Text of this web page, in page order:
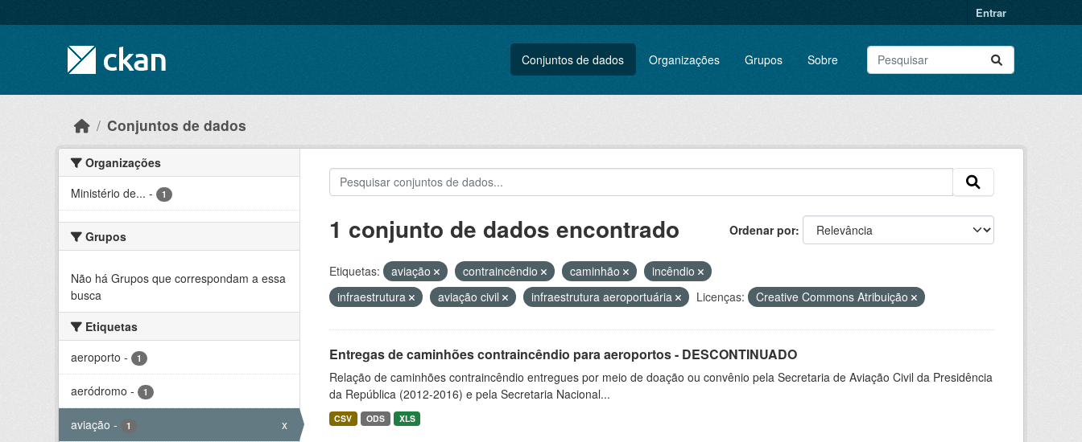
Entrar
Conjuntos de dados Organizações Grupos Sobre
Conjuntos de dados
Organizações
Ministério de... - 1
Grupos
Não há Grupos que correspondam a essa
busca
Etiquetas
aeroporto - 1
aeródromo - 1
aviação - 1 x
Ordenar por
1 conjunto de dados encontrado
Etiquetas: aviação contraincêndio caminhão
incêndio
infraestrutura
aviação civil infraestrutura aeroportuária Licenças: Creative Commons Atribuição
Entregas de caminhões contraincêndio para aeroportos - DESCONTINUADO
Relação de caminhões contraincêndio entregues por meio de doação ou convênio pela Secretaria de Aviação Civil da Presidência
da República (2012-2016) e pela Secretaria Nacional...
CSV ODS XLS